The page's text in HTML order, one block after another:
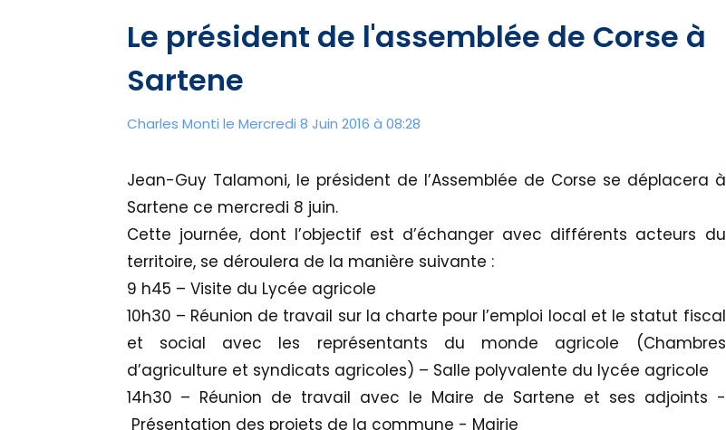
Le président de l'assemblée de Corse à
Sartene
Charles Monti le Mercredi 8 Juin 2016 à 08:28
Jean-Guy Talamoni, le président de l’Assemblée de Corse se déplacera à
Sartene ce mercredi 8 juin.
Cette journée, dont l’objectif est d’échanger avec différents acteurs du
territoire, se déroulera de la manière suivante :
9 h45 – Visite du Lycée agricole
10h30 – Réunion de travail sur la charte pour l’emploi local et le statut fiscal
et social avec les représentants du monde agricole (Chambres
d’agriculture et syndicats agricoles) – Salle polyvalente du lycée agricole
14h30 – Réunion de travail avec le Maire de Sartene et ses adjoints -
Présentation des projets de la commune - Mairie